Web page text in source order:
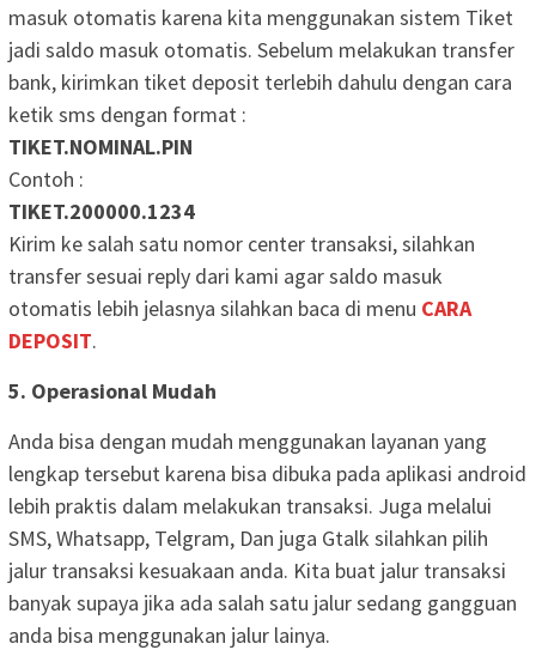
masuk otomatis karena kita menggunakan sistem Tiket
jadi saldo masuk otomatis. Sebelum melakukan transfer
bank, kirimkan tiket deposit terlebih dahulu dengan cara
ketik sms dengan format :
TIKET.NOMINAL.PIN
Contoh :
TIKET.200000.1234
Kirim ke salah satu nomor center transaksi, silahkan
transfer sesuai reply dari kami agar saldo masuk
otomatis lebih jelasnya silahkan baca di menu CARA
DEPOSIT.
5. Operasional Mudah
Anda bisa dengan mudah menggunakan layanan yang
lengkap tersebut karena bisa dibuka pada aplikasi android
lebih praktis dalam melakukan transaksi. Juga melalui
SMS, Whatsapp, Telgram, Dan juga Gtalk silahkan pilih
jalur transaksi kesuakaan anda. Kita buat jalur transaksi
banyak supaya jika ada salah satu jalur sedang gangguan
anda bisa menggunakan jalur lainya.